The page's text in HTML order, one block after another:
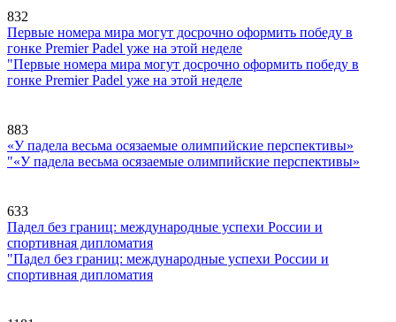
832
Первые номера мира могут досрочно оформить победу в
гонке Premier Padel уже на этой неделе
"Первые номера мира могут досрочно оформить победу в
гонке Premier Padel уже на этой неделе
883
«У падела весьма осязаемые олимпийские перспективы»
"«У падела весьма осязаемые олимпийские перспективы»
633
Падел без границ: международные успехи России и
спортивная дипломатия
"Падел без границ: международные успехи России и
спортивная дипломатия